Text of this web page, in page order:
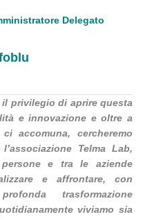
Delegato
privilegio di aprire questa
e innovazione e oltre a
accomuna, cercheremo
Telma Lab,
persone e tra le aziende
e affrontare, con
trasformazione
viviamo sia